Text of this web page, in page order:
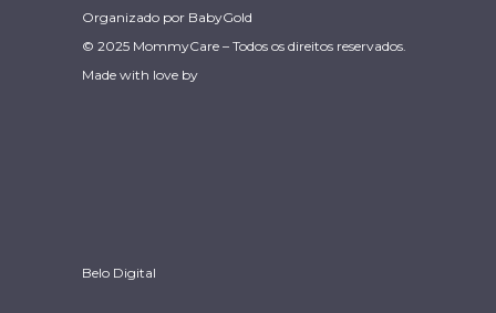
Organizado por BabyGold
© 2025 MommyCare – Todos os direitos reservados.
Made with love by
Belo Digital